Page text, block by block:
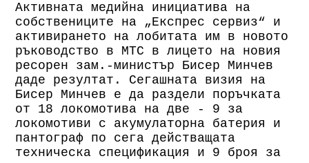
Активната медийна инициатива на
собствениците на „Експрес сервиз“ и
активирането на лобитата им в новото
ръководство в МТС в лицето на новия
ресорен зам.-министър Бисер Минчев
даде резултат. Сегашната визия на
Бисер Минчев е да раздели поръчката
от 18 локомотива на две - 9 за
локомотиви с акумулаторна батерия и
пантограф по сега действащата
техническа спецификация и 9 броя за